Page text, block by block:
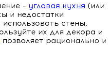
– угловая кухня (или
и недостатки
стены,
их для декора и
позволяет рационально и